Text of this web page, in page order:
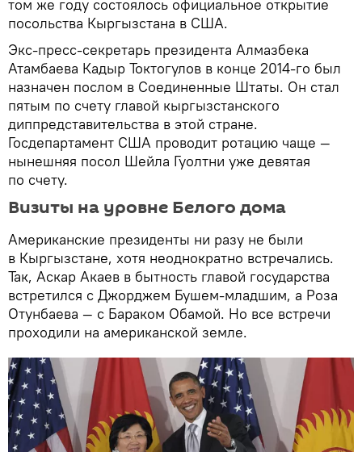
том же году состоялось официальное открытие
посольства Кыргызстана в США.
Экс-пресс-секретарь президента Алмазбека
Атамбаева Кадыр Токтогулов в конце 2014-го был
назначен послом в Соединенные Штаты. Он стал
пятым по счету главой кыргызстанского
диппредставительства в этой стране.
Госдепартамент США проводит ротацию чаще —
нынешняя посол Шейла Гуолтни уже девятая
по счету.
Визиты на уровне Белого дома
Американские президенты ни разу не были
в Кыргызстане, хотя неоднократно встречались.
Так, Аскар Акаев в бытность главой государства
встретился с Джорджем Бушем-младшим, а Роза
Отунбаева — с Бараком Обамой. Но все встречи
проходили на американской земле.